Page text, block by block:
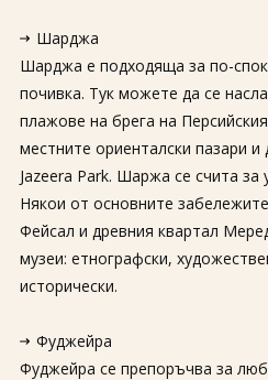
Шарджа
Шарджа е подходяща за по-
почивка. Тук можете да се
плажове на брега на
местните ориенталски пазари и
Jazeera Park. Шаржа се счита за
Някои от основните
Фейсал и древния квартал
музеи: етнографски,
исторически.
Фуджейра
Фуджейра се препоръчва за